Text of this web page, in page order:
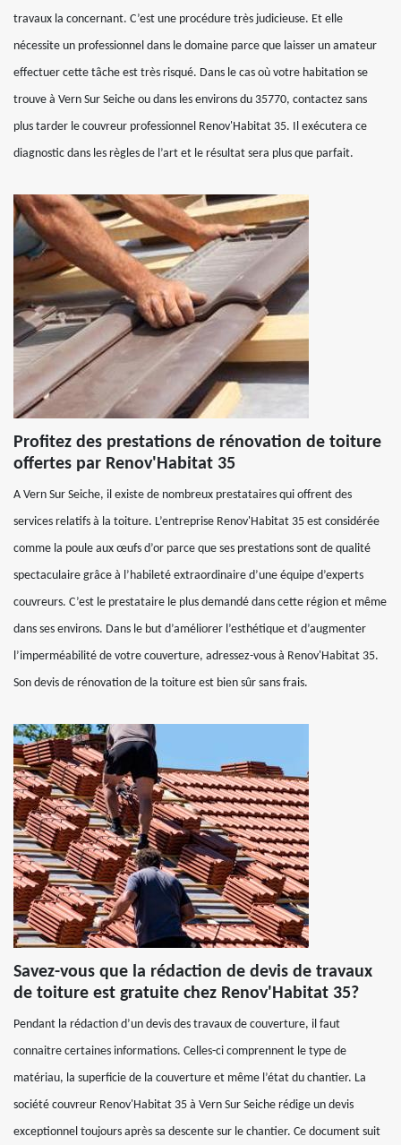
travaux la concernant. C’est une procédure très judicieuse. Et elle
nécessite un professionnel dans le domaine parce que laisser un amateur
effectuer cette tâche est très risqué. Dans le cas où votre habitation se
trouve à Vern Sur Seiche ou dans les environs du 35770, contactez sans
plus tarder le couvreur professionnel Renov'Habitat 35. Il exécutera ce
diagnostic dans les règles de l’art et le résultat sera plus que parfait.
Profitez des prestations de rénovation de toiture
offertes par Renov'Habitat 35
A Vern Sur Seiche, il existe de nombreux prestataires qui offrent des
services relatifs à la toiture. L’entreprise Renov'Habitat 35 est considérée
comme la poule aux œufs d’or parce que ses prestations sont de qualité
spectaculaire grâce à l’habileté extraordinaire d’une équipe d’experts
couvreurs. C’est le prestataire le plus demandé dans cette région et même
dans ses environs. Dans le but d’améliorer l’esthétique et d’augmenter
l’imperméabilité de votre couverture, adressez-vous à Renov'Habitat 35.
Son devis de rénovation de la toiture est bien sûr sans frais.
Savez-vous que la rédaction de devis de travaux
de toiture est gratuite chez Renov'Habitat 35?
Pendant la rédaction d’un devis des travaux de couverture, il faut
connaitre certaines informations. Celles-ci comprennent le type de
matériau, la superficie de la couverture et même l’état du chantier. La
société couvreur Renov'Habitat 35 à Vern Sur Seiche rédige un devis
exceptionnel toujours après sa descente sur le chantier. Ce document suit